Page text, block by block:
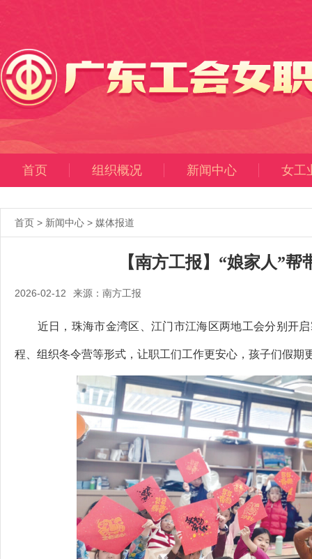
首页 组织概况 新闻中心 女工
首页 > 新闻中心 > 媒体报道
【南方工报】“娘家人”
2026-02-12 来源：南方工报
近日，珠海市金湾区、江门市江海区两地工会分别开启
程、组织冬令营等形式，让职工们工作更安心，孩子们假期